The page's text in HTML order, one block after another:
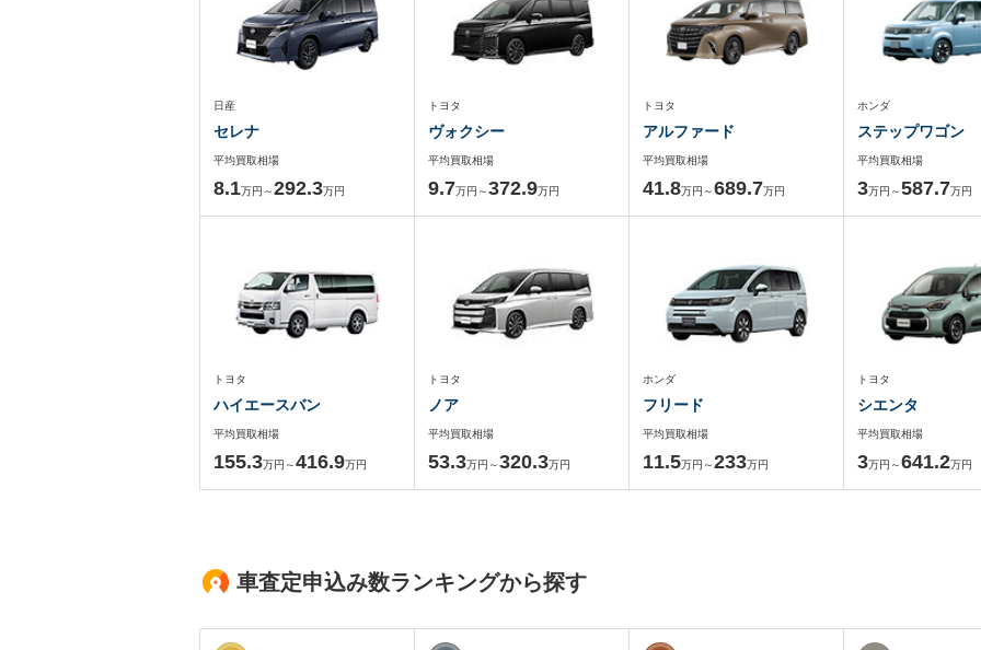
日産
セレナ
平均買取相場
8.1万円～292.3万円
トヨタ
ヴォクシー
平均買取相場
9.7万円～372.9万円
トヨタ
アルファード
平均買取相場
41.8万円～689.7万円
ホンダ
ステップワゴン
平均買取相場
3万円～587.7万円
トヨタ
ハイエースバン
平均買取相場
155.3万円～416.9万円
トヨタ
ノア
平均買取相場
53.3万円～320.3万円
ホンダ
フリード
平均買取相場
11.5万円～233万円
トヨタ
シエンタ
平均買取相場
3万円～641.2万円
車査定申込み数ランキングから探す